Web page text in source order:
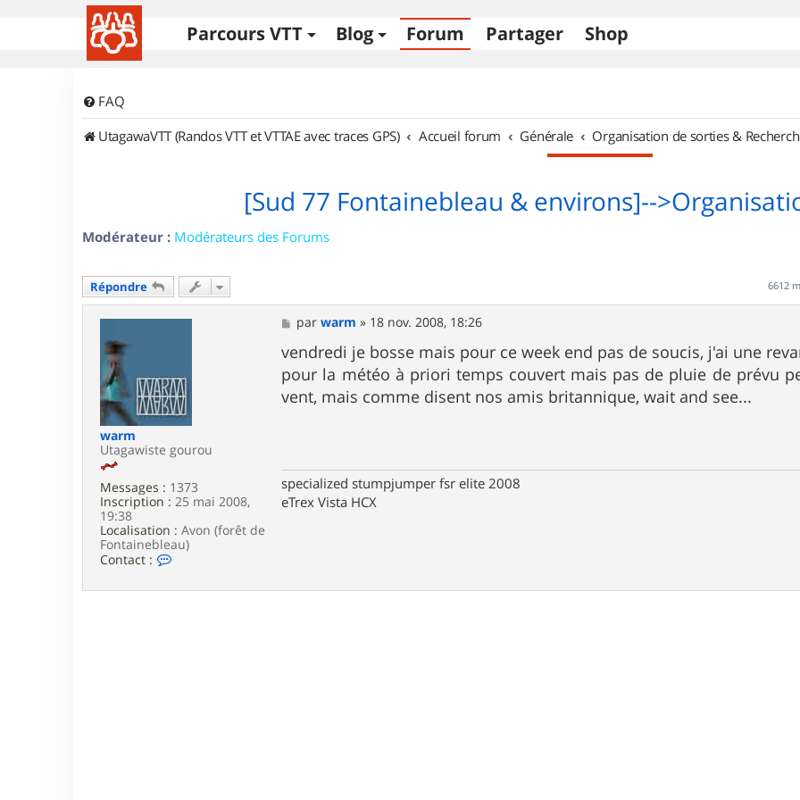
Parcours VTT Blog Forum Partager Shop
FAQ
UtagawaVTT (Randos VTT et VTTAE avec traces GPS)
Accueil forum Générale Organisation de sorties &
[Sud 77 Fontainebleau & environs]--
Modérateur : Modérateurs des Forums
Répondre 6612
warm
Utagawiste gourou
Messages : 1373
Inscription : 25 mai 2008,
19:38
Localisation : Avon (forêt de
Fontainebleau)
Contact :
M
e
s
s
a
g
e
parwarm » 18 nov. 2008, 18:26
vendredi je bosse mais pour ce week end pas de soucis, j'ai une
pour la météo à priori temps couvert mais pas de pluie de prévu
vent, mais comme disent nos amis britannique, wait and see...
specialized stumpjumper fsr elite 2008
eTrex Vista HCX